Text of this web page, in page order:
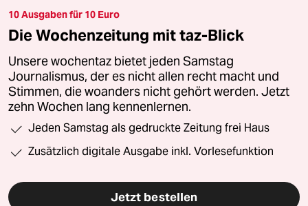
10 Ausgaben für 10 Euro
Die Wochenzeitung mit taz-Blick
Unsere wochentaz bietet jeden Samstag
Journalismus, der es nicht allen recht macht und
Stimmen, die woanders nicht gehört werden. Jetzt
zehn Wochen lang kennenlernen.
Jeden Samstag als gedruckte Zeitung frei Haus
Zusätzlich digitale Ausgabe inkl. Vorlesefunktion
Jetzt bestellen